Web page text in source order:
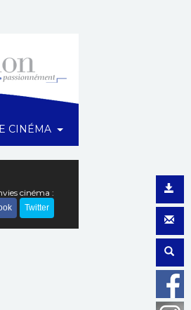
CINÉMA
Avallon
cinéma :
Twitter